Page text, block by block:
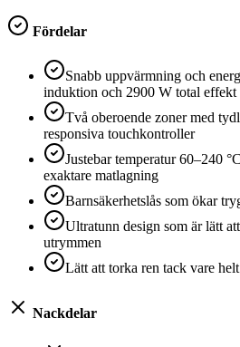
Fördelar
Snabb uppvärmning och
induktion och 2900 W total effekt
Två oberoende zoner med
responsiva touchkontroller
Justebar temperatur 60–240
exaktare matlagning
Barnsäkerhetslås som ökar
Ultratunn design som är lätt
utrymmen
Lätt att torka ren tack vare
Nackdelar